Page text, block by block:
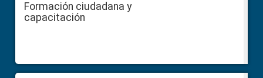
Formación ciudadana y
capacitación